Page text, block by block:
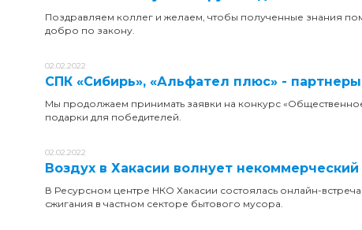
Поздравляем коллег и желаем, чтобы полученные знания
добро по закону.
02.02.2022
СПК «Сибирь», «Альфател плюс» -
Мы продолжаем принимать заявки на конкурс
подарки для победителей.
02.02.2022
Воздух в Хакасии волнует некоммерческий
В Ресурсном центре НКО Хакасии состоялась онлайн-
сжигания в частном секторе бытового мусора.